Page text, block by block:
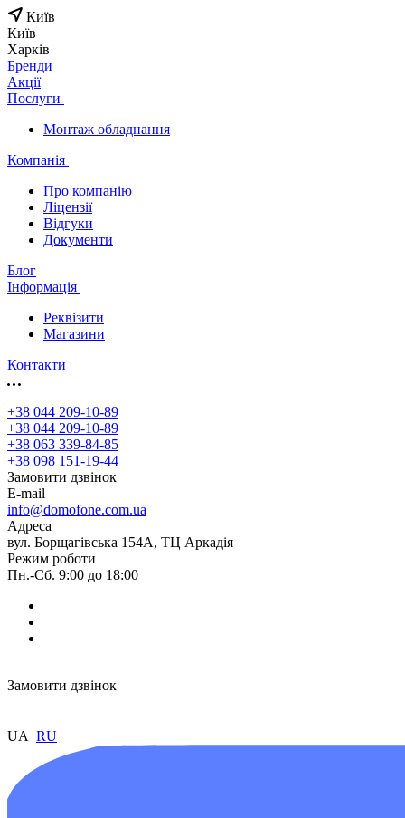
Київ
Київ
Харків
Бренди
Акції
Послуги
Монтаж обладнання
Компанія
Про компанію
Ліцензії
Відгуки
Документи
Блог
Інформація
Реквізити
Магазини
Контакти
+38 044 209-10-89
+38 044 209-10-89
+38 063 339-84-85
+38 098 151-19-44
Замовити дзвінок
E-mail
info@domofone.com.ua
Адреса
вул. Борщагівська 154А, ТЦ Аркадія
Режим роботи
Пн.-Сб. 9:00 до 18:00
Замовити дзвінок
UA RU